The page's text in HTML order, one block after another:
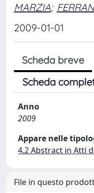
MARZIA;
2009-01-01
Scheda breve
Scheda
Anno
2009
Appare nelle
4.2 Abstract in Atti
File in questo